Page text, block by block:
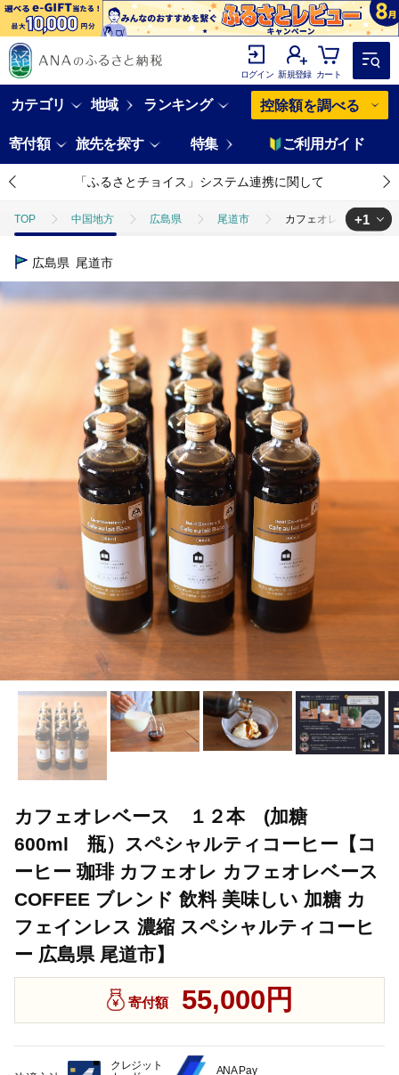
ログイン 新規登録 カート
カテゴリ 地域 ランキング 控除額を調べる
寄付額 旅先を探す 特集 ご利用ガイド
「ふるさとチョイス」システム連携に関して
TOP 中国地方 広島県 尾道市 カフェオレベース １
TOP
+1
広島県 尾道市
カフェオレベース １２本 (加糖
600ml 瓶）スペシャルティコーヒー【コ
ーヒー 珈琲 カフェオレ カフェオレベース
COFFEE ブレンド 飲料 美味しい 加糖 カ
フェインレス 濃縮 スペシャルティコーヒ
ー 広島県 尾道市】
寄付額 55,000円
クレジット
ANA Pay